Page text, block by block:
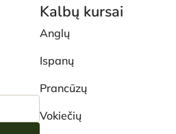
Kalbų kursai
Anglų
Ispanų
Prancūzų
Vokiečių